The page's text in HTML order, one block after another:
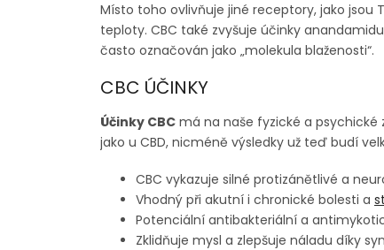
Místo toho ovlivňuje jiné receptory, jako jsou
teploty. CBC také zvyšuje účinky
často označován jako „molekula blaženosti“.
CBC ÚČINKY
Účinky CBC má na naše fyzické a
jako u CBD, nicméně výsledky už teď budí
CBC vykazuje silné protizánětlivé a
Vhodný při akutní i chronické bolesti a
Potenciální antibakteriální a
Zklidňuje mysl a zlepšuje náladu díky